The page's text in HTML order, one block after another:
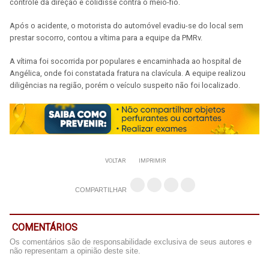
controle da direção e colidisse contra o meio-fio.
Após o acidente, o motorista do automóvel evadiu-se do local sem
prestar socorro, contou a vítima para a equipe da PMRv.
A vítima foi socorrida por populares e encaminhada ao hospital de
Angélica, onde foi constatada fratura na clavícula. A equipe realizou
diligências na região, porém o veículo suspeito não foi localizado.
VOLTAR IMPRIMIR
COMPARTILHAR
COMENTÁRIOS
Os comentários são de responsabilidade exclusiva de seus autores e
não representam a opinião deste site.